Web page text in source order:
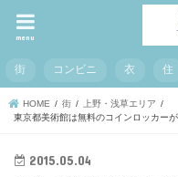
menu
街 コンビニ 衣 住
HOME 街
上野・浅草エリア
東京都美術館は無料のコインロッカー
2015.05.04